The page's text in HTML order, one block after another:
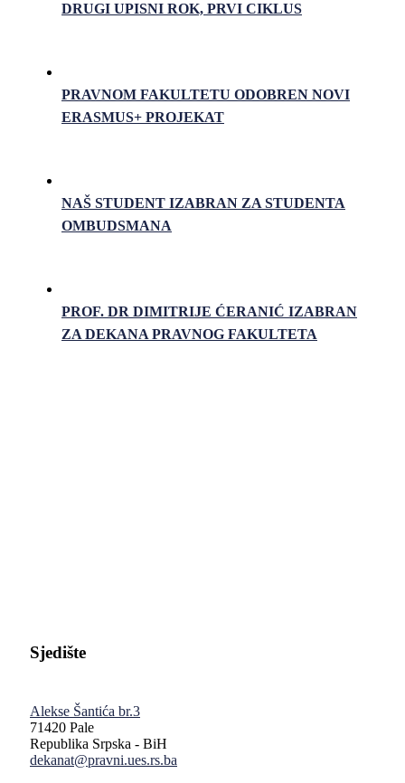
DRUGI UPISNI ROK, PRVI CIKLUS
PRAVNOM FAKULTETU ODOBREN NOVI
ERASMUS+ PROJEKAT
NAŠ STUDENT IZABRAN ZA STUDENTA
OMBUDSMANA
PROF. DR DIMITRIJE ĆERANIĆ IZABRAN
ZA DEKANA PRAVNOG FAKULTETA
Sjedište
Alekse Šantića br.3
71420 Pale
Republika Srpska - BiH
dekanat@pravni.ues.rs.ba